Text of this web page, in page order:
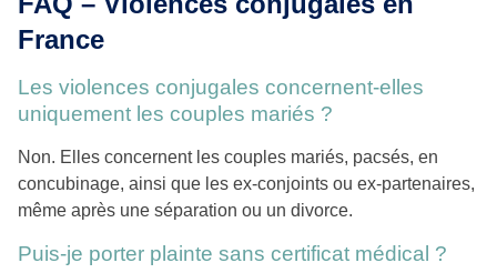
France
Les violences conjugales concernent-elles
uniquement les couples mariés ?
Non. Elles concernent les couples mariés, pacsés, en
concubinage, ainsi que les ex-conjoints ou ex-partenaires,
même après une séparation ou un divorce.
Puis-je porter plainte sans certificat médical ?